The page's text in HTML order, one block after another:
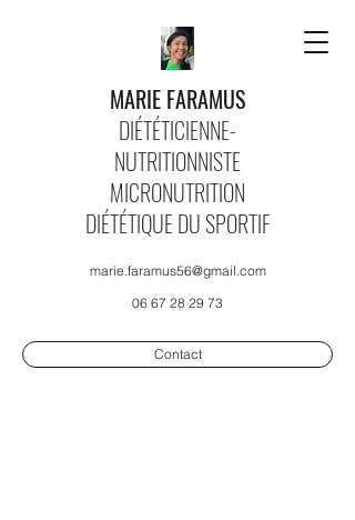
MARIE FARAMUS
DIÉTÉTICIENNE-
NUTRITIONNISTE
MICRONUTRITION
DIÉTÉTIQUE DU SPORTIF
marie.faramus56@gmail.com
06 67 28 29 73
Contact